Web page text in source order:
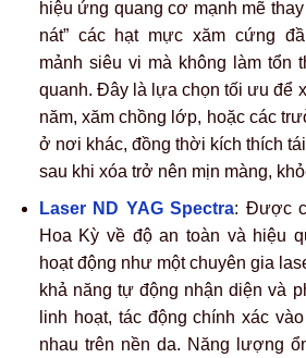
hiệu ứng quang cơ mạnh mẽ
nát” các hạt mực xăm cứng
mảnh siêu vi mà không làm tổn
quanh. Đây là lựa chọn tối ưu để
năm, xăm chồng lớp, hoặc các
ở nơi khác, đồng thời kích thích
sau khi xóa trở nên mịn màng,
Laser ND YAG Spectra: Được
Hoa Kỳ về độ an toàn và hiệu
hoạt động như một chuyên gia
khả năng tự động nhận diện và
linh hoạt, tác động chính xác
nhau trên nền da. Năng lượng